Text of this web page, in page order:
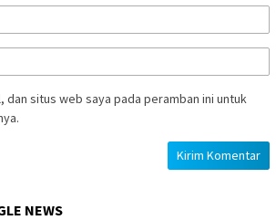
dan situs web saya pada peramban ini untuk
NEWS